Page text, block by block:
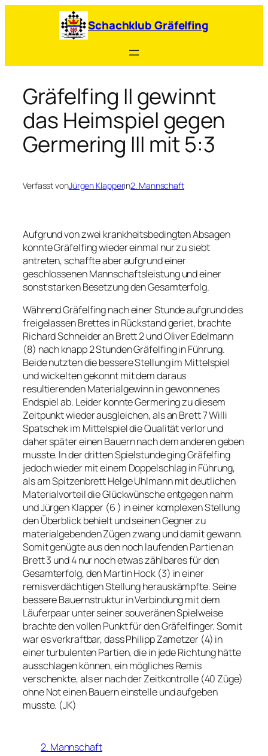
Schachklub Gräfelfing
Gräfelfing II gewinnt
das Heimspiel gegen
Germering III mit 5:3
Verfasst vonJürgen Klapperin2. Mannschaft
Aufgrund von zwei krankheitsbedingten Absagen
konnte Gräfelfing wieder einmal nur zu siebt
antreten, schaffte aber aufgrund einer
geschlossenen Mannschaftsleistung und einer
sonst starken Besetzung den Gesamterfolg.
Während Gräfelfing nach einer Stunde aufgrund des
freigelassen Brettes in Rückstand geriet, brachte
Richard Schneider an Brett 2 und Oliver Edelmann
(8) nach knapp 2 Stunden Gräfelfing in Führung.
Beide nutzten die bessere Stellung im Mittelspiel
und wickelten gekonnt mit dem daraus
resultierenden Materialgewinn in gewonnenes
Endspiel ab. Leider konnte Germering zu diesem
Zeitpunkt wieder ausgleichen, als an Brett 7 Willi
Spatschek im Mittelspiel die Qualität verlor und
daher später einen Bauern nach dem anderen geben
musste. In der dritten Spielstunde ging Gräfelfing
jedoch wieder mit einem Doppelschlag in Führung,
als am Spitzenbrett Helge Uhlmann mit deutlichen
Materialvorteil die Glückwünsche entgegen nahm
und Jürgen Klapper (6 ) in einer komplexen Stellung
den Überblick behielt und seinen Gegner zu
materialgebenden Zügen zwang und damit gewann.
Somit genügte aus den noch laufenden Partien an
Brett 3 und 4 nur noch etwas zählbares für den
Gesamterfolg, den Martin Hock (3) in einer
remisverdächtigen Stellung herauskämpfte. Seine
bessere Bauernstruktur in Verbindung mit dem
Läuferpaar unter seiner souveränen Spielweise
brachte den vollen Punkt für den Gräfelfinger. Somit
war es verkraftbar, dass Philipp Zametzer (4) in
einer turbulenten Partien, die in jede Richtung hätte
ausschlagen können, ein mögliches Remis
verschenkte, als er nach der Zeitkontrolle (40 Züge)
ohne Not einen Bauern einstelle und aufgeben
musste. (JK)
2. Mannschaft